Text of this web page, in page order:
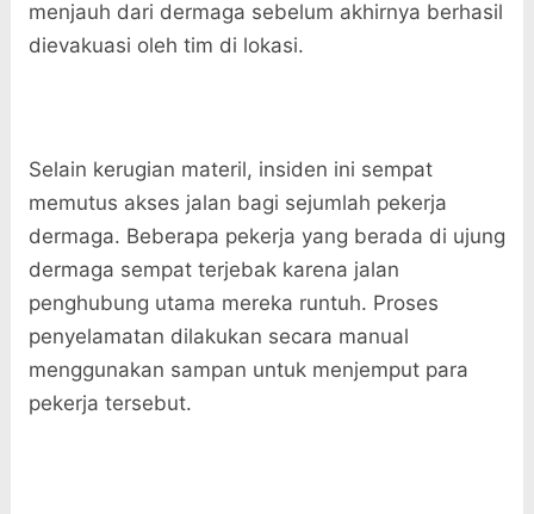
menjauh dari dermaga sebelum akhirnya berhasil
dievakuasi oleh tim di lokasi.
Selain kerugian materil, insiden ini sempat
memutus akses jalan bagi sejumlah pekerja
dermaga. Beberapa pekerja yang berada di ujung
dermaga sempat terjebak karena jalan
penghubung utama mereka runtuh. Proses
penyelamatan dilakukan secara manual
menggunakan sampan untuk menjemput para
pekerja tersebut.